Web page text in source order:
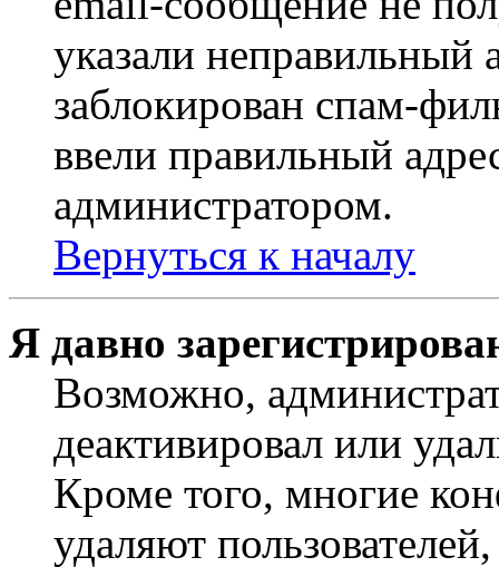
указали неправильный
заблокирован спам-
ввели правильный
администратором.
Вернуться к началу
Я давно
Возможно,
деактивировал или
Кроме того, многие
удаляют